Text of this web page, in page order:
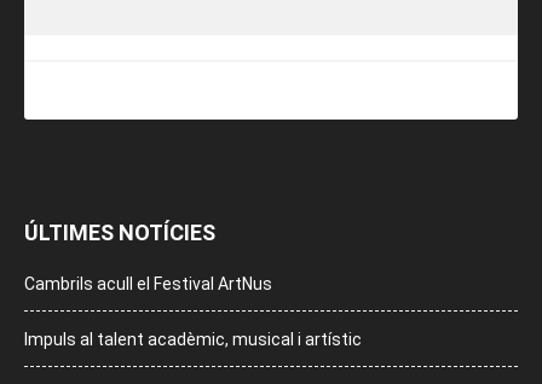
ÚLTIMES NOTÍCIES
Cambrils acull el Festival ArtNus
Impuls al talent acadèmic, musical i artístic